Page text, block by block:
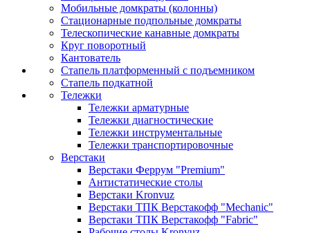
Мобильные домкраты (колонны)
Стационарные подпольные домкраты
Телескопические канавные домкраты
Круг поворотный
Кантователь
Стапель платформенный с подъемником
Стапель подкатной
Тележки
Тележки арматурные
Тележки диагностические
Тележки инструментальные
Тележки транспортировочные
Верстаки
Верстаки Феррум "Premium"
Антистатические столы
Верстаки Kronvuz
Верстаки ТПК Верстакофф "Mechanic"
Верстаки ТПК Верстакофф "Fabric"